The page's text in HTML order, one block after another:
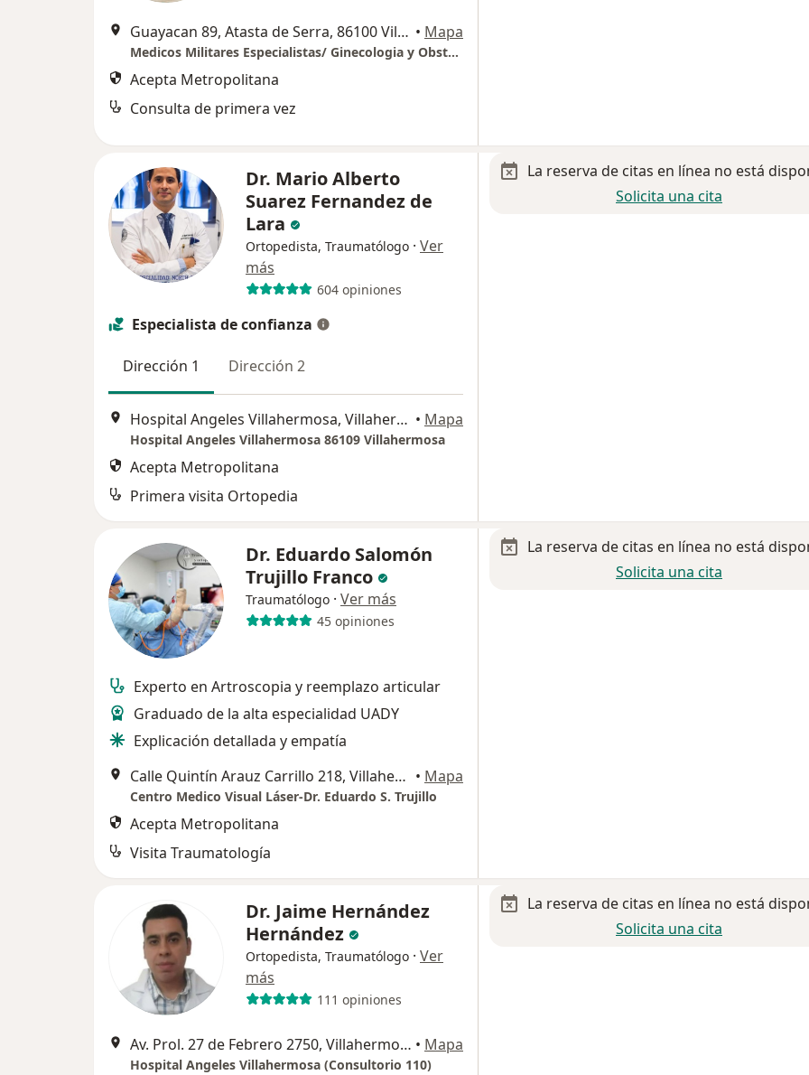
Guayacan 89, Atasta de Serra, 86100 Villahermosa, Tab., Villahermosa • Mapa
Medicos Militares Especialistas/ Ginecologia y Obstetricia
Acepta Metropolitana
Consulta de primera vez
Dr. Mario Alberto
Suarez Fernandez de
Lara
Ortopedista, Traumatólogo · Ver
más
604 opiniones
Especialista de confianza
Dirección 1 Dirección 2
Hospital Angeles Villahermosa, Villahermosa • Mapa
Hospital Angeles Villahermosa 86109 Villahermosa
Acepta Metropolitana
Primera visita Ortopedia
La reserva de citas en línea no está
Solicita una cita
Dr. Eduardo Salomón
Trujillo Franco
Traumatólogo · Ver más
45 opiniones
Experto en Artroscopia y reemplazo articular
Graduado de la alta especialidad UADY
Explicación detallada y empatía
Calle Quintín Arauz Carrillo 218, Villahermosa • Mapa
Centro Medico Visual Láser-Dr. Eduardo S. Trujillo
Acepta Metropolitana
Visita Traumatología
La reserva de citas en línea no está
Solicita una cita
Dr. Jaime Hernández
Hernández
Ortopedista, Traumatólogo · Ver
más
111 opiniones
Av. Prol. 27 de Febrero 2750, Villahermosa • Mapa
Hospital Angeles Villahermosa (Consultorio 110)
La reserva de citas en línea no está
Solicita una cita